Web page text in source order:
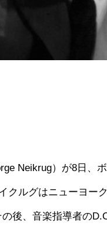
Neikrug）が8日、
クルグはニューヨー
後、音楽指導者の